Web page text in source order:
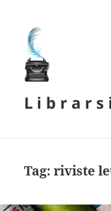
L i b r a r s i
Tag:riviste